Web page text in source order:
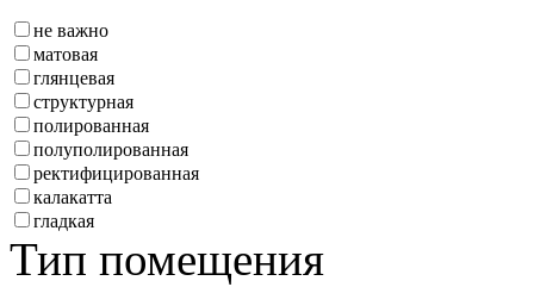
не важно
матовая
глянцевая
структурная
полированная
полуполированная
ректифицированная
калакатта
гладкая
Тип помещения